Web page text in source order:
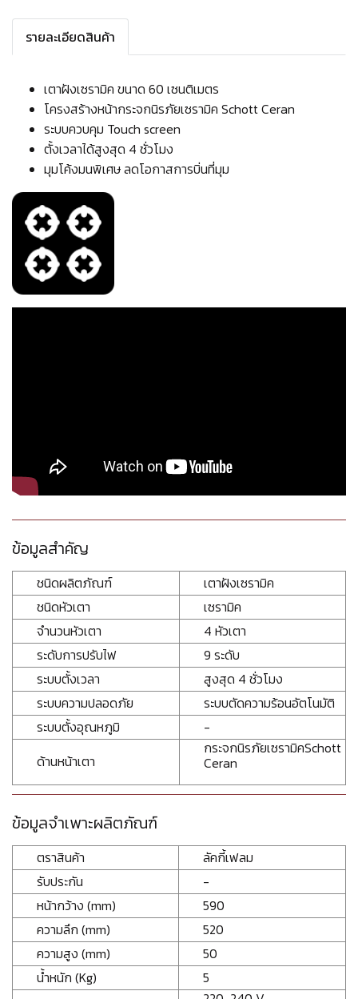
รายละเอียดสินค้า
เตาฝังเซรามิค ขนาด 60 เซนติเมตร
โครงสร้างหน้ากระจกนิรภัยเซรามิค Schott Ceran
ระบบควบคุม Touch screen
ตั้งเวลาได้สูงสุด 4 ชั่วโมง
มุมโค้งมนพิเศษ ลดโอกาสการบิ่นที่มุม
ข้อมูลสำคัญ
ชนิดผลิตภัณฑ์
เตาฝังเซรามิค
ชนิดหัวเตา
เซรามิค
จำนวนหัวเตา
4 หัวเตา
ระดับการปรับไฟ
9 ระดับ
ระบบตั้งเวลา
สูงสุด 4 ชั่วโมง
ระบบความปลอดภัย
ระบบตัดความร้อนอัตโนมัติ
ระบบตั้งอุณหภูมิ
-
ด้านหน้าเตา
กระจกนิรภัยเซรามิคSchott
Ceran
ข้อมูลจำเพาะผลิตภัณฑ์
ตราสินค้า
ลัคกี้เฟลม
รับประกัน
-
หน้ากว้าง (mm)
590
ความลึก (mm)
520
ความสูง (mm)
50
น้ำหนัก (Kg)
5